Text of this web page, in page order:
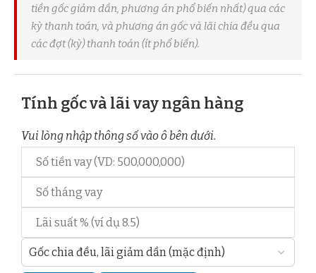
tiền gốc giảm dần, phương án phổ biến nhất) qua các
kỳ thanh toán, và phương án gốc và lãi chia đều qua
các đợt (kỳ) thanh toán (ít phổ biến).
Tính gốc và lãi vay ngân hàng
Vui lòng nhập thông số vào ô bên dưới.